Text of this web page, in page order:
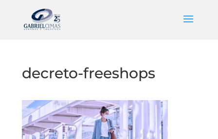
decreto-freeshops